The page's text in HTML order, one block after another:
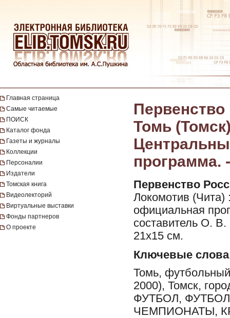
Главная страница
Самые читаемые
ПОИСК
Каталог фонда
Газеты и журналы
Коллекции
Персоналии
Издатели
Томская книга
Видеолекторий
Виртуальные выставки
Фонды партнеров
О проекте
Томь
программа.
Первенство
Локомотив (Чита)
официальная
составитель О.
21x15 см.
Ключевые слова
Томь,
2000), Томск,
ФУТБОЛ,
ЧЕМПИОНАТЫ,